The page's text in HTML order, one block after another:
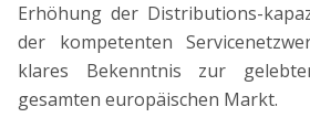
Erhöhung der Distributions-
der kompetenten
klares Bekenntnis zur
gesamten europäischen Markt.